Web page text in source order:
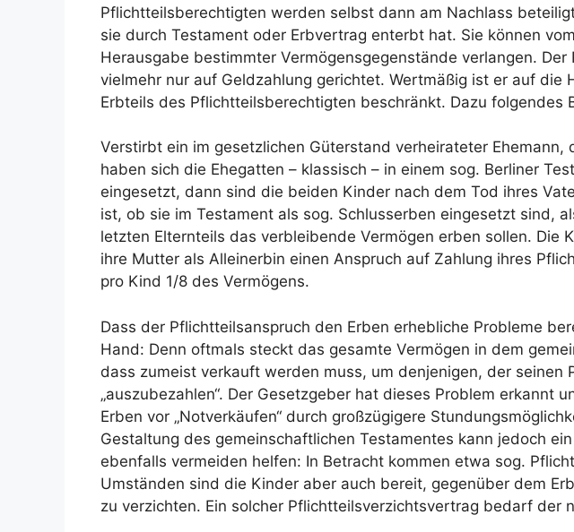
Pflichtteilsberechtigten werden selbst dann am Nachlass
sie durch Testament oder Erbvertrag enterbt hat. Sie können
Herausgabe bestimmter Vermögensgegenstände verlangen.
vielmehr nur auf Geldzahlung gerichtet. Wertmäßig ist er auf die
Erbteils des Pflichtteilsberechtigten beschränkt. Dazu folgendes
Verstirbt ein im gesetzlichen Güterstand verheirateter Ehemann,
haben sich die Ehegatten – klassisch – in einem sog. Berliner
eingesetzt, dann sind die beiden Kinder nach dem Tod ihres
ist, ob sie im Testament als sog. Schlusserben eingesetzt sind,
letzten Elternteils das verbleibende Vermögen erben sollen. Die
ihre Mutter als Alleinerbin einen Anspruch auf Zahlung ihres
pro Kind 1/8 des Vermögens.
Dass der Pflichtteilsanspruch den Erben erhebliche Probleme
Hand: Denn oftmals steckt das gesamte Vermögen in dem
dass zumeist verkauft werden muss, um denjenigen, der seinen
„auszubezahlen“. Der Gesetzgeber hat dieses Problem erkannt
Erben vor „Notverkäufen“ durch großzügigere
Gestaltung des gemeinschaftlichen Testamentes kann jedoch
ebenfalls vermeiden helfen: In Betracht kommen etwa sog.
Umständen sind die Kinder aber auch bereit, gegenüber dem
zu verzichten. Ein solcher Pflichtteilsverzichtsvertrag bedarf der